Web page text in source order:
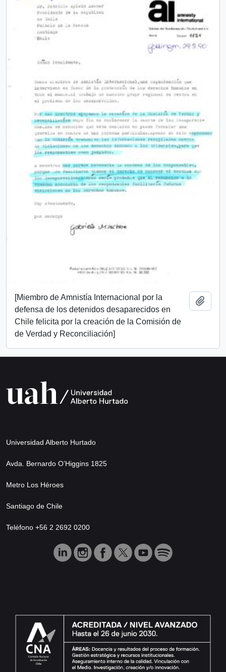
[Miembro de Amnistía Internacional por la
defensa de los detenidos desaparecidos en
Chile felicita por la creación de la Comisión de
de Verdad y Reconciliación]
Universidad Alberto Hurtado
Avda. Bernardo O’Higgins 1825
Metro Los Héroes
Santiago de Chile
Teléfono +56 2 2692 0200